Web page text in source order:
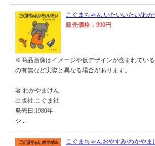
こぐまちゃん いたいいたい/わ
販売価格：990円
※商品画像はイメージや仮デザインが含まれてい
の有無など実際と異なる場合があります。
著:わかやまけん
出版社:こぐま社
発売日:1980年
シ...
こぐまちゃんおやすみ/わかやま